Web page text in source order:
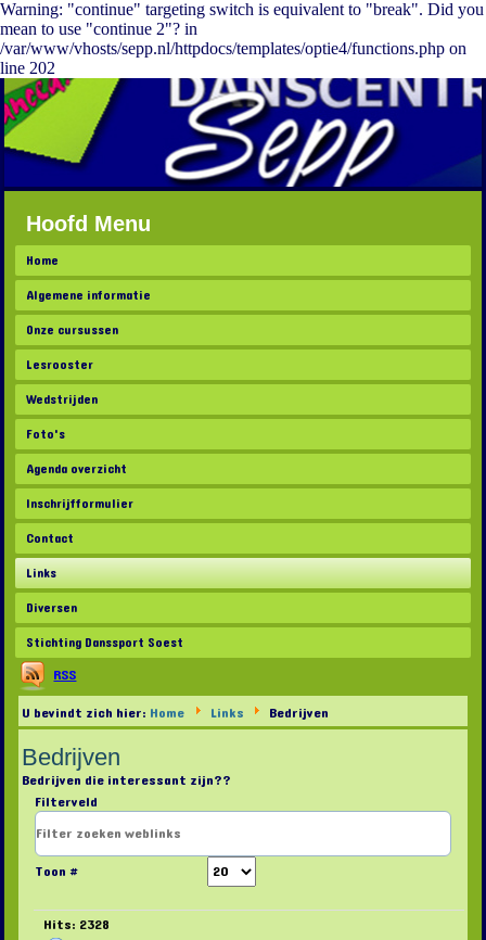
Warning: "continue" targeting switch is equivalent to "break". Did you
mean to use "continue 2"? in
/var/www/vhosts/sepp.nl/httpdocs/templates/optie4/functions.php on
line 202
Hoofd Menu
Home
Algemene informatie
Onze cursussen
Lesrooster
Wedstrijden
Foto's
Agenda overzicht
Inschrijfformulier
Contact
Links
Diversen
Stichting Danssport Soest
RSS
U bevindt zich hier: Home Links Bedrijven
Bedrijven
Bedrijven die interessant zijn??
Filterveld
Toon #
Hits: 2328